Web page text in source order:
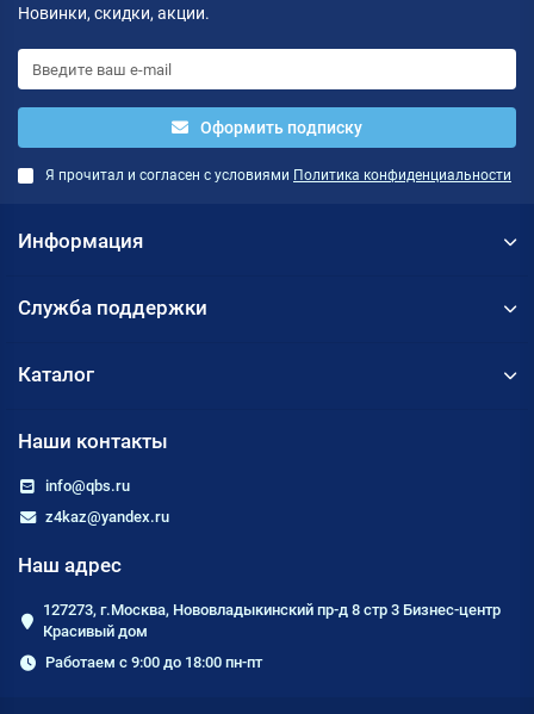
Новинки, скидки, акции.
Оформить подписку
Я прочитал и согласен с условиями Политика конфиденциальности
Информация
Служба поддержки
Каталог
Наши контакты
info@qbs.ru
z4kaz@yandex.ru
Наш адрес
127273, г.Москва, Нововладыкинский пр-д 8 стр 3 Бизнес-центр
Красивый дом
Работаем с 9:00 до 18:00 пн-пт